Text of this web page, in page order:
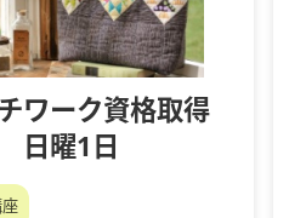
ワーク資格取得
日曜1日